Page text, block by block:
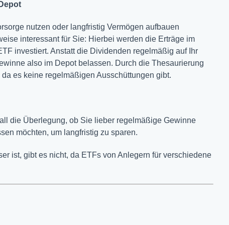
nutzen oder langfristig Vermögen aufbauen
interessant für Sie: Hierbei werden die Erträge im
investiert. Anstatt die Dividenden regelmäßig auf Ihr
also im Depot belassen. Durch die Thesaurierung
es keine regelmäßigen Ausschüttungen gibt.
die Überlegung, ob Sie lieber regelmäßige Gewinne
möchten, um langfristig zu sparen.
ist, gibt es nicht, da ETFs von Anlegern für verschiedene